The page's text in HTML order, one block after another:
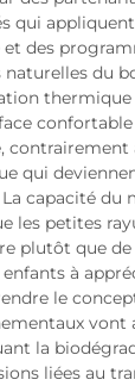
qui
des
naturelles du
contrairement
qui
capacité du
les petites
plutôt que de
à
le
vont
la
liées au